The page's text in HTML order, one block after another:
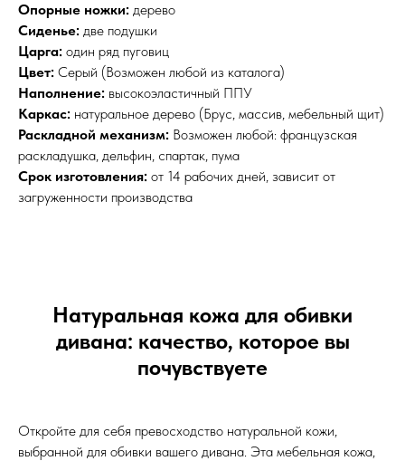
Опорные ножки: дерево
Сиденье: две подушки
Царга: один ряд пуговиц
Цвет: Серый (Возможен любой из каталога)
Наполнение: высокоэластичный ППУ
Каркас: натуральное дерево (Брус, массив, мебельный щит)
Раскладной механизм: Возможен любой: французская
раскладушка, дельфин, спартак, пума
Срок изготовления: от 14 рабочих дней, зависит от
загруженности производства
Натуральная кожа для обивки
дивана: качество, которое вы
почувствуете
Откройте для себя превосходство натуральной кожи,
выбранной для обивки вашего дивана. Эта мебельная кожа,